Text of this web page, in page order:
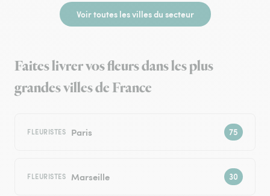
Voir toutes les villes du secteur
Faites livrer vos fleurs dans les plus
grandes villes de France
FLEURISTES Paris
FLEURISTES Marseille